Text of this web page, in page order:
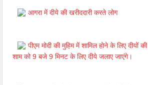
आगरा में दीये की खरीददारी करते लोग
पीएम मोदी की मुहिम में शामिल होने के लिए दीयों
शाम को 9 बजे 9 मिनट के लिए दीये जलाए जाएंगे।